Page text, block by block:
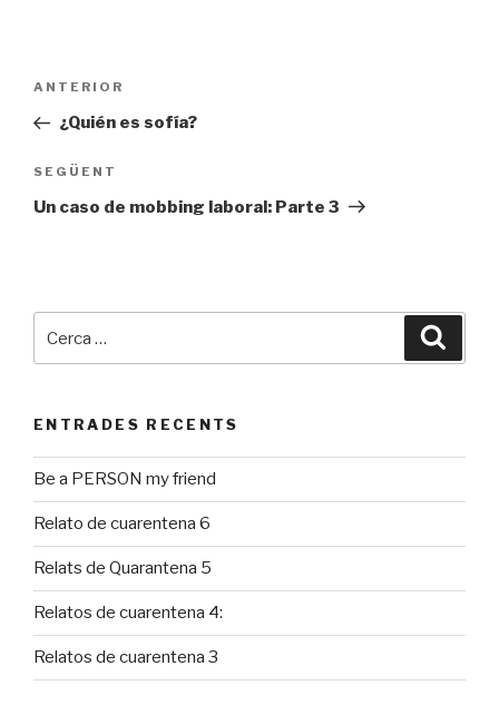
Navegació
Entrada
prèvia
ANTERIOR
¿Quién es sofía?
Entrada
següent
SEGÜENT
Un caso de mobbing laboral: Parte 3
ENTRADES RECENTS
Be a PERSON my friend
Relato de cuarentena 6
Relats de Quarantena 5
Relatos de cuarentena 4:
Relatos de cuarentena 3